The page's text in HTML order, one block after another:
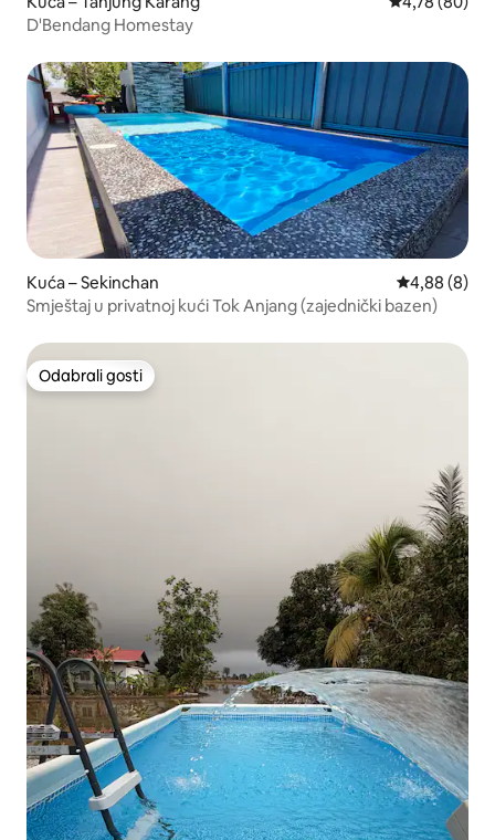
D'Bendang Homestay
Kuća – Sekinchan Prosječna
4,88 (8)
Smještaj u privatnoj kući Tok Anjang (zajednički bazen)
Odabrali gosti
Odabrali gosti